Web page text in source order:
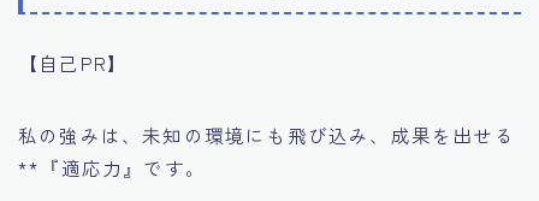
【自己PR】
私の強みは、未知の環境にも飛び込み、成果を出せる
**『適応力』です。